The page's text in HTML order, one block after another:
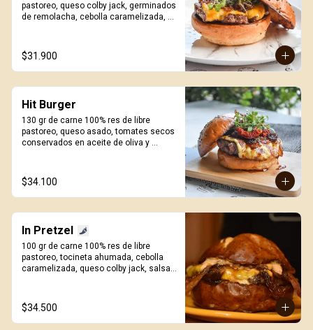
pastoreo, queso colby jack, germinados
de remolacha, cebolla caramelizada,
$31.900
Hit Burger
130 gr de carne 100% res de libre
pastoreo, queso asado, tomates secos
conservados en aceite de oliva y
artesanal de papa y salsa Craft. Incluye
porcion de papas.
$34.100
In Pretzel
100 gr de carne 100% res de libre
pastoreo, tocineta ahumada, cebolla
caramelizada, queso colby jack, salsa
$34.500